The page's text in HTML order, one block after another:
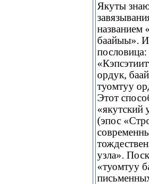
Якуты
названием
баайыы».
пословица:
ордук,
туомтуу
Этот
«якутский
(эпос
узла».
«туомтуу